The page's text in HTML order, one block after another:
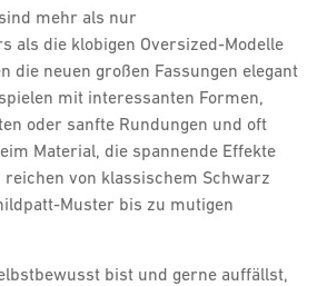
mehr als nur
als die klobigen Oversized-Modelle
die neuen großen Fassungen elegant
mit interessanten Formen,
oder sanfte Rundungen und oft
Material, die spannende Effekte
reichen von klassischem Schwarz
Muster bis zu mutigen
bist und gerne auffällst,